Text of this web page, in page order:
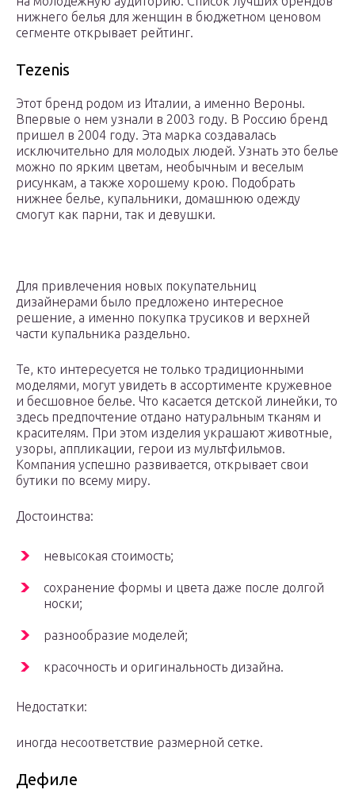
нижнего белья для женщин в бюджетном ценовом
сегменте открывает рейтинг.
Tezenis
Этот бренд родом из Италии, а именно Вероны.
Впервые о нем узнали в 2003 году. В Россию бренд
пришел в 2004 году. Эта марка создавалась
исключительно для молодых людей. Узнать это белье
можно по ярким цветам, необычным и веселым
рисункам, а также хорошему крою. Подобрать
нижнее белье, купальники, домашнюю одежду
смогут как парни, так и девушки.
Для привлечения новых покупательниц
дизайнерами было предложено интересное
решение, а именно покупка трусиков и верхней
части купальника раздельно.
Те, кто интересуется не только традиционными
моделями, могут увидеть в ассортименте кружевное
и бесшовное белье. Что касается детской линейки, то
здесь предпочтение отдано натуральным тканям и
красителям. При этом изделия украшают животные,
узоры, аппликации, герои из мультфильмов.
Компания успешно развивается, открывает свои
бутики по всему миру.
Достоинства:
невысокая стоимость;
сохранение формы и цвета даже после долгой
носки;
разнообразие моделей;
красочность и оригинальность дизайна.
Недостатки:
иногда несоответствие размерной сетке.
Дефиле